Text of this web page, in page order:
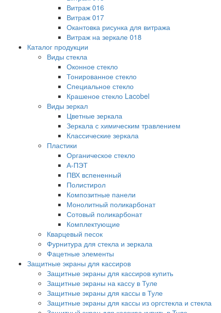
Витраж 016
Витраж 017
Окантовка рисунка для витража
Витраж на зеркале 018
Каталог продукции
Виды стекла
Оконное стекло
Тонированное стекло
Специальное стекло
Крашеное стекло Lacobel
Виды зеркал
Цветные зеркала
Зеркала с химическим травлением
Классические зеркала
Пластики
Органическое стекло
А-ПЭТ
ПВХ вспененный
Полистирол
Композитные панели
Монолитный поликарбонат
Сотовый поликарбонат
Комплектующие
Кварцевый песок
Фурнитура для стекла и зеркала
Фацетные элементы
Защитные экраны для кассиров
Защитные экраны для кассиров купить
Защитные экраны на кассу в Туле
Защитные экраны для кассы в Туле
Защитные экраны для кассы из оргстекла и стекла